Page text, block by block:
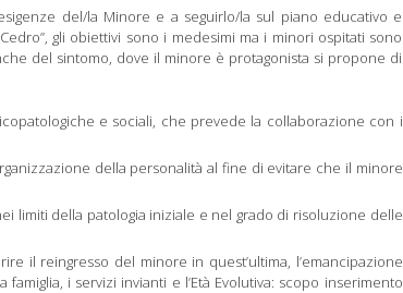
del/la Minore e a seguirlo/la sul piano educativo e
gli obiettivi sono i medesimi ma i minori ospitati sono
del sintomo, dove il minore è protagonista si propone di
e sociali, che prevede la collaborazione con i
della personalità al fine di evitare che il minore
limiti della patologia iniziale e nel grado di risoluzione delle
il reingresso del minore in quest’ultima, l’emancipazione
i servizi invianti e l’Età Evolutiva: scopo inserimento